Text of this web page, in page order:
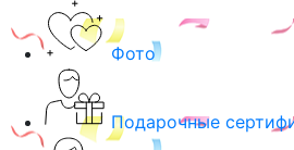
Фото
Подарочные